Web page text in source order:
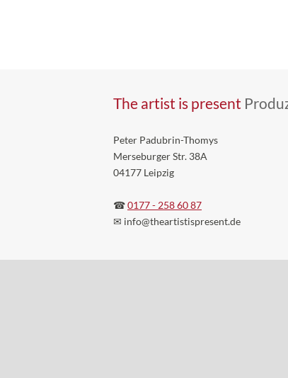
The artist is present
Peter Padubrin-Thomys
Merseburger Str. 38A
04177 Leipzig
☎0177 - 258 60 87
✉ info@theartistispresent.de